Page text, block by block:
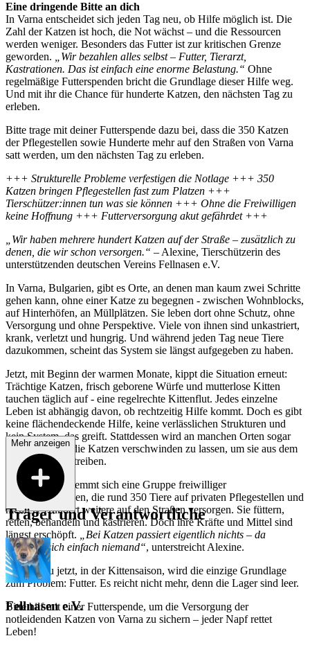
Eine dringende Bitte an dich
In Varna entscheidet sich jeden Tag neu, ob Hilfe möglich ist. Die
Zahl der Katzen ist hoch, die Not wächst – und die Ressourcen
werden weniger. Besonders das Futter ist zur kritischen Grenze
geworden.
„Wir bezahlen alles selbst – Futter, Tierarzt,
Kastrationen. Das ist einfach eine enorme Belastung.“ Ohne
regelmäßige Futterspenden bricht die Grundlage dieser Hilfe weg.
Und mit ihr die Chance für hunderte Katzen, den nächsten Tag zu
erleben.
Bitte trage mit deiner Futterspende dazu bei, dass die 350 Katzen
der Pflegestellen sowie Hunderte mehr auf den Straßen von Varna
satt werden, um den nächsten Tag zu erleben.
+++ Strukturelle Probleme verfestigen die Notlage +++ 350
Katzen bringen Pflegestellen fast zum Platzen +++
Tierschützer:innen tun was sie können +++ Ohne die Freiwilligen
keine Hoffnung +++ Futterversorgung akut gefährdet +++
„Wir haben mehrere hundert Katzen auf der Straße – zusätzlich zu
denen, die wir schon versorgen.“ – Alexine, Tierschützerin des
unterstützenden deutschen Vereins Fellnasen e.V.
In Varna, Bulgarien, gibt es Orte, an denen man kaum zwei Schritte
gehen kann, ohne einer Katze zu begegnen - zwischen Wohnblocks,
auf Hinterhöfen, an Müllplätzen. Sie leben dort ohne Schutz, ohne
Versorgung und ohne Perspektive. Viele von ihnen sind unkastriert,
krank, verletzt und hungrig. Und während jeden Tag neue Tiere
dazukommen, scheint das System sie längst aufgegeben zu haben.
Jetzt, mit Beginn der warmen Monate, kippt die Situation erneut:
Trächtige Katzen, frisch geborene Würfe und mutterlose Kitten
tauchen täglich auf - eine regelrechte Kittenflut. Jedes einzelne
Leben ist abhängig davon, ob rechtzeitig Hilfe kommt. Doch es gibt
keine flächendeckende Hilfe, keine verlässlichen Strukturen und
kein System, das greift. Stattdessen wird an manchen Orten sogar
aktiv versucht, die Katzen verschwinden zu lassen, um sie aus dem
Stadtbild zu vertreiben.
Gegen all das stemmt sich eine Gruppe freiwilliger
Tierschützer:innen, die rund 350 Tiere auf privaten Pflegestellen und
mehrere Hundert weitere auf den Straßen versorgen. Sie füttern,
retten, behandeln und kastrieren. Doch ihre Kräfte und Mittel sind
längst erschöpft.
„Bei Katzen passiert eigentlich nichts – da
kümmert sich einfach niemand“, unterstreicht Alexine.
Und genau jetzt, in der Kittensaison, wird die einzige Grundlage
zum Problem: Futter. Es reicht nicht mehr, denn die Lager sind leer.
Bitte hilf mit einer Futterspende, um die Versorgung der
notleidenden Katzen von Varna zu sichern – jeder Napf rettet
Leben!
Mehr anzeigen
Träger und Verantwortliche
Fellnasen e.V.